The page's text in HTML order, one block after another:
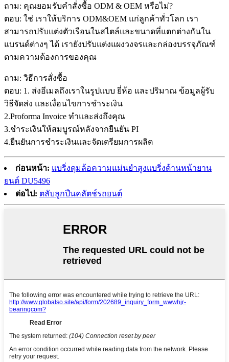
ถาม: คุณยอมรับคำสั่งซื้อ ODM & OEM หรือไม่?
ตอบ: ใช่ เราให้บริการ ODM&OEM แก่ลูกค้าทั่วโลก เรา
สามารถปรับแต่งตัวเรือนในสไตล์และขนาดที่แตกต่างกันใน
แบรนด์ต่างๆ ได้ เรายังปรับแต่งแผงวงจรและกล่องบรรจุภัณฑ์
ตามความต้องการของคุณ
ถาม: วิธีการสั่งซื้อ
ตอบ: 1. ส่งอีเมลถึงเราในรูปแบบ ยี่ห้อ และปริมาณ ข้อมูลผู้รับ
วิธีจัดส่ง และเงื่อนไขการชำระเงิน
2.Proforma Invoice ทำและส่งถึงคุณ
3.ชำระเงินให้สมบูรณ์หลังจากยืนยัน PI
4.ยืนยันการชำระเงินและจัดเตรียมการผลิต
ก่อนหน้า: แบริ่งดุมล้อความแม่นยำสูงแบริ่งด้านหน้ายาน
ยนต์ DU5496
ต่อไป: ตลับลูกปืนคลัตช์รถยนต์